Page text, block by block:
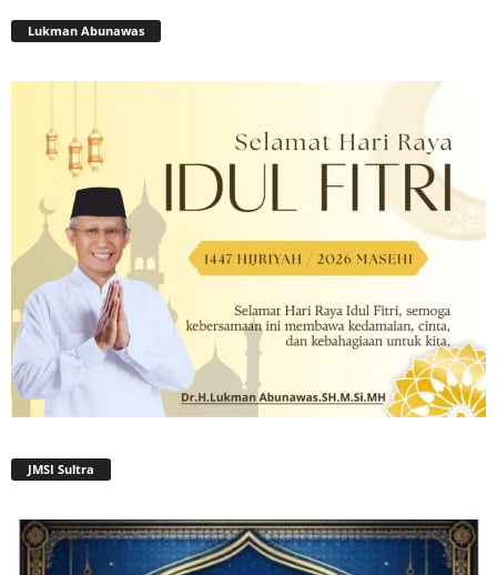
Lukman Abunawas
JMSI Sultra